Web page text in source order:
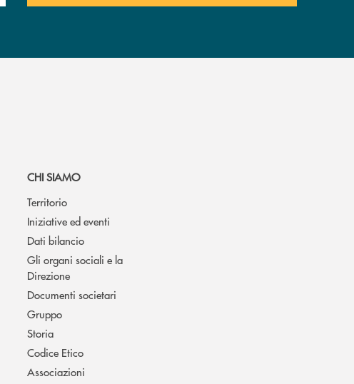
CHI SIAMO
Territorio
Iniziative ed eventi
Dati bilancio
Gli organi sociali e la
Direzione
Documenti societari
Gruppo
Storia
Codice Etico
Associazioni